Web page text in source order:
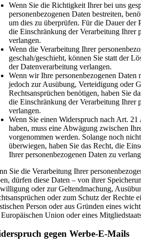
Wenn Sie die Richtigkeit Ihrer bei uns
personenbezogenen Daten bestreiten,
um dies zu überprüfen. Für die Dauer der
die Einschränkung der Verarbeitung Ihrer
verlangen.
Wenn die Verarbeitung Ihrer
geschah/geschieht, können Sie statt der
der Datenverarbeitung verlangen.
Wenn wir Ihre personenbezogenen Daten
jedoch zur Ausübung, Verteidigung oder
Rechtsansprüchen benötigen, haben Sie
die Einschränkung der Verarbeitung Ihrer
verlangen.
Wenn Sie einen Widerspruch nach Art.
haben, muss eine Abwägung zwischen
vorgenommen werden. Solange noch
überwiegen, haben Sie das Recht, die
Ihrer personenbezogenen Daten zu
Sie die Verarbeitung Ihrer
dürfen diese Daten – von ihrer
oder zur Geltendmachung,
oder zum Schutz der Rechte
Person oder aus Gründen eines
Union oder eines
gegen Werbe-E-Mails